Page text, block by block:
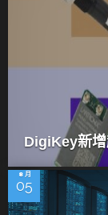
DigiKey新
8 月
05